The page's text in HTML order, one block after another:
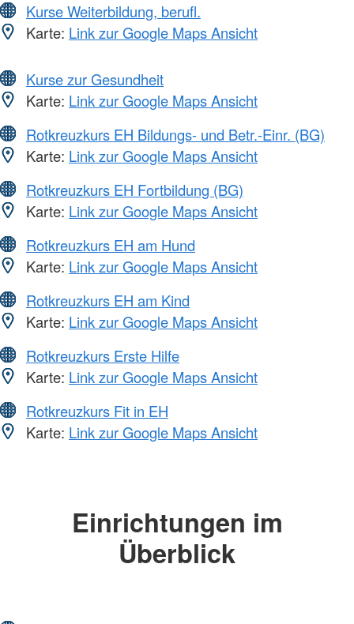
Kurse Weiterbildung, berufl.
Karte: Link zur Google Maps Ansicht
Kurse zur Gesundheit
Karte: Link zur Google Maps Ansicht
Rotkreuzkurs EH Bildungs- und Betr.-Einr. (BG)
Karte: Link zur Google Maps Ansicht
Rotkreuzkurs EH Fortbildung (BG)
Karte: Link zur Google Maps Ansicht
Rotkreuzkurs EH am Hund
Karte: Link zur Google Maps Ansicht
Rotkreuzkurs EH am Kind
Karte: Link zur Google Maps Ansicht
Rotkreuzkurs Erste Hilfe
Karte: Link zur Google Maps Ansicht
Rotkreuzkurs Fit in EH
Karte: Link zur Google Maps Ansicht
Einrichtungen im
Überblick